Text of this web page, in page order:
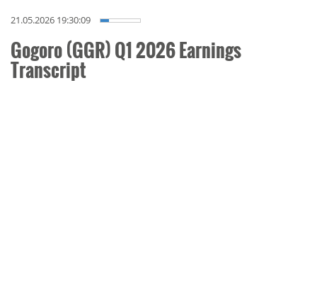
21.05.2026 19:30:09
Gogoro (GGR) Q1 2026 Earnings
Transcript